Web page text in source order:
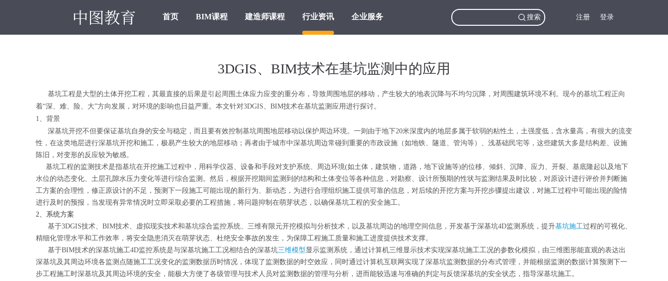
首页 BIM课程 建造师课程 行业资讯 企业服务 注册 登录
搜索
3DGIS、BIM技术在基坑监测中的应用
基坑工程是大型的土体开挖工程，其最直接的后果是引起周围土体应力应变的重分布，导致周围地层的移动，产生较大的地表沉降与不均匀沉降，对周围建筑环境不利。现今的基坑工程正向
着“深、难、险、大”方向发展，对环境的影响也日益严重。本文针对3DGIS、BIM技术在基坑监测应用进行探讨。
1、背景
深基坑开挖不但要保证基坑自身的安全与稳定，而且要有效控制基坑周围地层移动以保护周边环境。一则由于地下20米深度内的地层多属于软弱的粘性土，土强度低，含水量高，有很大的流变
性，在这类地层进行深基坑开挖和施工，极易产生较大的地层移动；再者由于城市中深基坑周边常碰到重要的市政设施（如地铁、隧道、管沟等）、浅基础民宅等，这些建筑大多是结构差、设施
陈旧，对变形的反应较为敏感。
基坑工程的监测技术是指基坑在开挖施工过程中，用科学仪器、设备和手段对支护系统、周边环境(如土体，建筑物，道路，地下设施等)的位移、倾斜、沉降、应力、开裂、基底隆起以及地下
水位的动态变化、土层孔隙水压力变化等进行综合监测。然后，根据开挖期间监测到的结构和土体变位等各种信息，对勘察、设计所预期的性状与监测结果及时比较，对原设计进行评价并判断施
工方案的合理性，修正原设计的不足，预测下一段施工可能出现的新行为、新动态，为进行合理组织施工提供可靠的信息，对后续的开挖方案与开挖步骤提出建议，对施工过程中可能出现的险情
进行及时的预报，当发现有异常情况时立即采取必要的工程措施，将问题抑制在萌芽状态，以确保基坑工程的安全施工。
2、系统方案
基于3DGIS技术、BIM技术、虚拟现实技术和基坑综合监控系统、三维有限元开挖模拟与分析技术，以及基坑周边的地理空间信息，开发基于深基坑4D监测系统，提升基坑施工过程的可视化、
精细化管理水平和工作效率，将安全隐患消灭在萌芽状态、杜绝安全事故的发生，为保障工程施工质量和施工进度提供技术支撑。
基于BIM技术的深基坑施工4D监控系统是与深基坑施工工况相结合的深基坑三维模型显示监测系统，通过计算机三维显示技术实现深基坑施工工况的参数化模拟，由三维图形能直观的表达出
深基坑及其周边环境各监测点随施工工况变化的监测数据历时情况，体现了监测数据的时空效应，同时通过计算机互联网实现了深基坑监测数据的分布式管理，并能根据监测的数据计算预测下一
步工程施工时深基坑及其周边环境的安全，能极大方便了各级管理与技术人员对监测数据的管理与分析，进而能较迅速与准确的判定与反馈深基坑的安全状态，指导深基坑施工。